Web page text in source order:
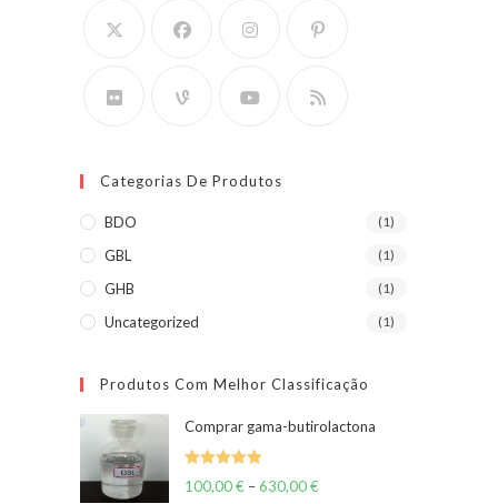
Categorias De Produtos
BDO (1)
GBL (1)
GHB (1)
Uncategorized (1)
Produtos Com Melhor Classificação
Comprar gama-butirolactona
Classific
100,00€ –630,00€Price